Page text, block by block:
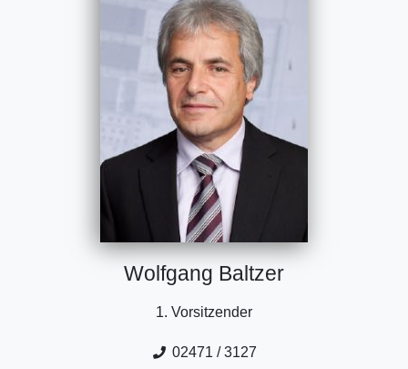
Wolfgang Baltzer
1. Vorsitzender
02471 / 3127